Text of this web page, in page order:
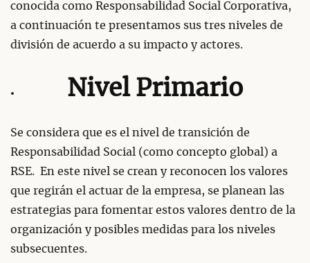
conocida como Responsabilidad Social Corporativa,
a continuación te presentamos sus tres niveles de
división de acuerdo a su impacto y actores.
Nivel Primario
Se considera que es el nivel de transición de
Responsabilidad Social (como concepto global) a
RSE. En este nivel se crean y reconocen los valores
que regirán el actuar de la empresa, se planean las
estrategias para fomentar estos valores dentro de la
organización y posibles medidas para los niveles
subsecuentes.